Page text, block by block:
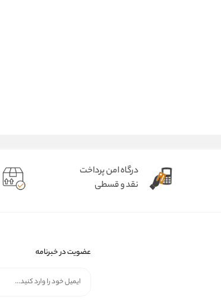
درگاه امن پرداخت
نقد و قسطی
عضویت در خبرنامه